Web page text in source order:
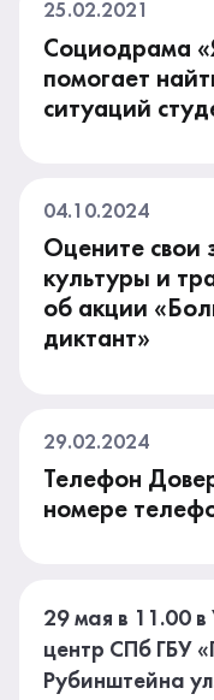
25.02.2021
Социодрама
помогает
ситуаций
04.10.2024
Оцените свои
культуры и
об акции
диктант»
29.02.2024
Телефон
номере
29 мая в 11.00
центр СПб ГБУ
Рубинштейна